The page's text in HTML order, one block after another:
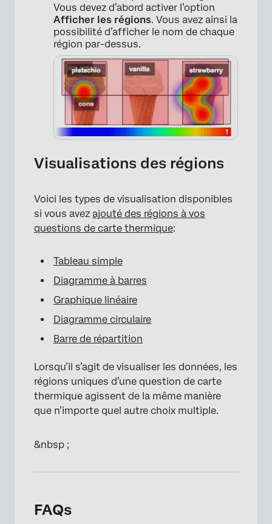
×
Vous devez d’abord activer l’option
Afficher les régions. Vous avez ainsi la
possibilité d’afficher le nom de chaque
région par-dessus.
Visualisations des régions
Voici les types de visualisation disponibles
si vous avez ajouté des régions à vos
questions de carte thermique:
Tableau simple
Diagramme à barres
Graphique linéaire
Diagramme circulaire
Barre de répartition
Lorsqu’il s’agit de visualiser les données, les
régions uniques d’une question de carte
thermique agissent de la même manière
que n’importe quel autre choix multiple.
&nbsp ;
FAQs